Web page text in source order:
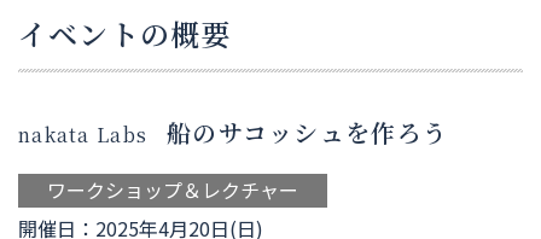
イベントの概要
nakata Labs 船のサコッシュを作ろう
ワークショップ＆レクチャー
開催日：2025年4月20日(日)